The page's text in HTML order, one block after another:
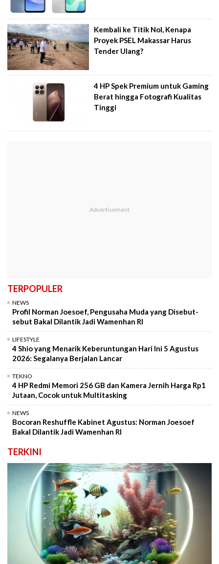
Kembali ke Titik Nol, Kenapa
Proyek PSEL Makassar Harus
Tender Ulang?
4 HP Spek Premium untuk Gaming
Berat hingga Fotografi Kualitas
Tinggi
TERPOPULER
NEWS
Profil Norman Joesoef, Pengusaha Muda yang Disebut-
sebut Bakal Dilantik Jadi Wamenhan RI
LIFESTYLE
4 Shio yang Menarik Keberuntungan Hari Ini 5 Agustus
2026: Segalanya Berjalan Lancar
TEKNO
4 HP Redmi Memori 256 GB dan Kamera Jernih Harga Rp1
Jutaan, Cocok untuk Multitasking
NEWS
Bocoran Reshuffle Kabinet Agustus: Norman Joesoef
Bakal Dilantik Jadi Wamenhan RI
TERKINI